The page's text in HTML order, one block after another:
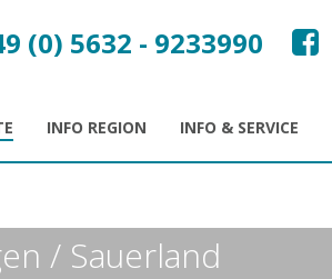
INFO REGION INFO & SERVICE
(0) 5632 - 9233990
/ Sauerland